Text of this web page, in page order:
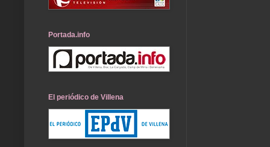
Portada.info
El periódico de Villena